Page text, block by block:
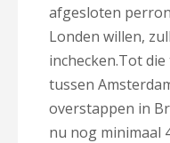
afgesloten
Londen willen,
inchecken.Tot
tussen
overstappen in
nu nog minimaal